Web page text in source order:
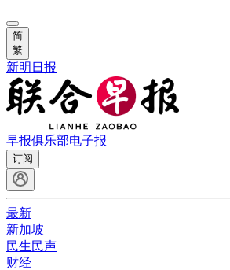
简
繁
新明日报
早报俱乐部电子报
订阅
最新
新加坡
民生民声
财经